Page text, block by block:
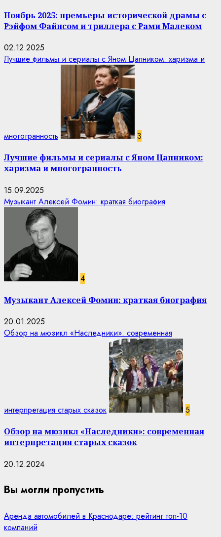
Ноябрь 2025: премьеры исторической драмы с
Рэйфом Файнсом и триллера с Рами Малеком
02.12.2025
Лучшие фильмы и сериалы с Яном Цапником: харизма и
многогранность 3
Лучшие фильмы и сериалы с Яном Цапником:
харизма и многогранность
15.09.2025
Музыкант Алексей Фомин: краткая биография
4
Музыкант Алексей Фомин: краткая биография
20.01.2025
Обзор на мюзикл «Наследники»: современная
интерпретация старых сказок 5
Обзор на мюзикл «Наследники»: современная
интерпретация старых сказок
20.12.2024
Вы могли пропустить
Аренда автомобилей в Краснодаре: рейтинг топ-10
компаний